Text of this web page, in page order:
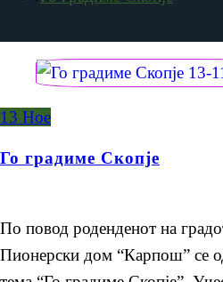
13 Ное
Го градиме Скопје
По повод роденденот на
Пионерски дом “Карпош” се